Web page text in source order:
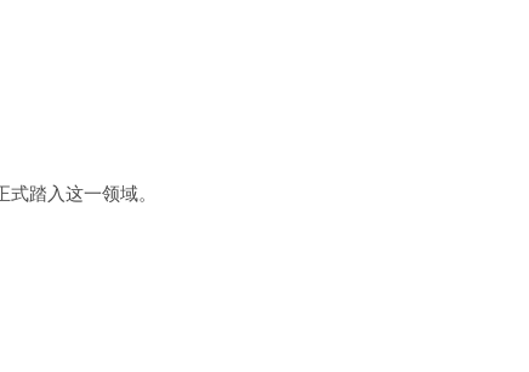
踏入这一领域。